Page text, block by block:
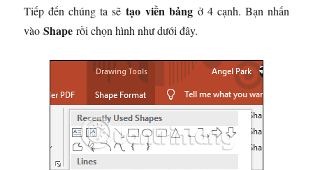
Tiếp đến chúng ta sẽ tạo viền bảngở 4 cạnh. Bạn nhấn
vàoShape rồi chọn hình như dưới đây.